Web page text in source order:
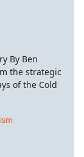
By Ben
the strategic
of the Cold